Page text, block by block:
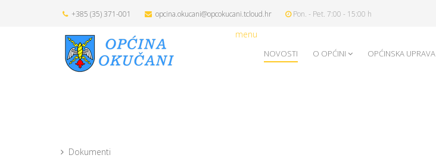
+385 (35) 371-001 opcina.okucani@opcokucani.tcloud.hr Pon. - Pet. 7:00 - 15:00 h
menu
NOVOSTI O OPĆINI OPĆINSKA UPRAVA
Dokumenti